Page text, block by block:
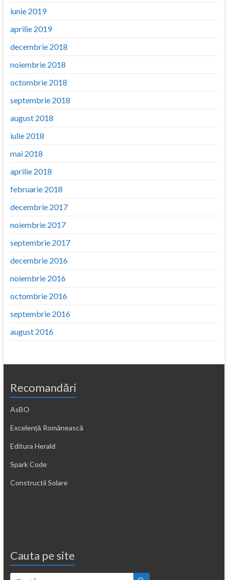
iunie 2019
aprilie 2019
decembrie 2018
noiembrie 2018
octombrie 2018
septembrie 2018
august 2018
iulie 2018
mai 2018
aprilie 2018
februarie 2018
decembrie 2017
noiembrie 2017
septembrie 2017
decembrie 2016
noiembrie 2016
octombrie 2016
septembrie 2016
august 2016
Recomandări
AsBO
Excelență Românească
Editura Herald
Spark Code
Constructii Solare
Cauta pe site